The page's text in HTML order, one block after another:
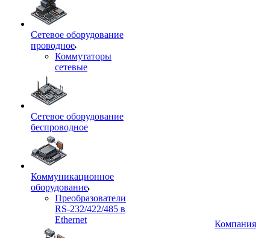
Сетевое оборудование
проводное
Коммутаторы
сетевые
Сетевое оборудование
беспроводное
Коммуникационное
оборудование
Преобразователи
RS-232/422/485 в
Ethernet
Компания